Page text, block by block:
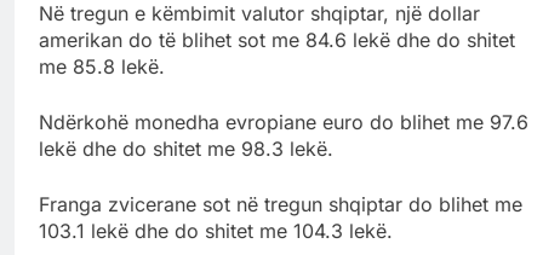
Në tregun e këmbimit valutor shqiptar, një dollar
amerikan do të blihet sot me 84.6 lekë dhe do shitet
me 85.8 lekë.
Ndërkohë monedha evropiane euro do blihet me 97.6
lekë dhe do shitet me 98.3 lekë.
Franga zvicerane sot në tregun shqiptar do blihet me
103.1 lekë dhe do shitet me 104.3 lekë.